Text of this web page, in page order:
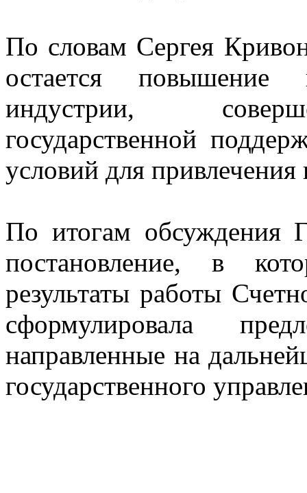
По словам Сергея
остается повышение
индустрии,
государственной
условий для привлечения
По итогам обсуждения
постановление, в
результаты работы
сформулировала
направленные на
государственного